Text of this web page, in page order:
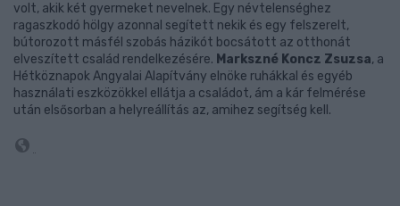
volt, akik két gyermeket nevelnek. Egy névtelenséghez
ragaszkodó hölgy azonnal segített nekik és egy felszerelt,
bútorozott másfél szobás házikót bocsátott az otthonát
elveszített család rendelkezésére. Markszné Koncz Zsuzsa, a
Hétköznapok Angyalai Alapítvány elnöke ruhákkal és egyéb
használati eszközökkel ellátja a családot, ám a kár felmérése
után elsősorban a helyreállítás az, amihez segítség kell.